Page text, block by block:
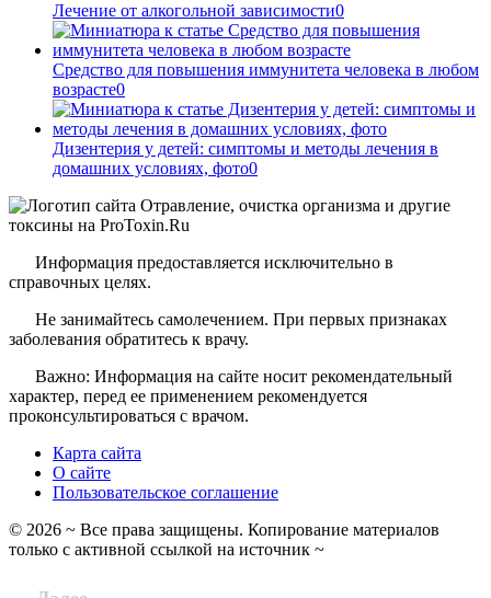
Лечение от алкогольной зависимости0
Средство для повышения иммунитета человека в любом
возрасте0
Дизентерия у детей: симптомы и методы лечения в
домашних условиях, фото0
Информация предоставляется исключительно в
справочных целях.
Не занимайтесь самолечением. При первых признаках
заболевания обратитесь к врачу.
Важно: Информация на сайте носит рекомендательный
характер, перед ее применением рекомендуется
проконсультироваться с врачом.
Карта сайта
О сайте
Пользовательское соглашение
© 2026 ~ Все права защищены. Копирование материалов
только с активной ссылкой на источник ~